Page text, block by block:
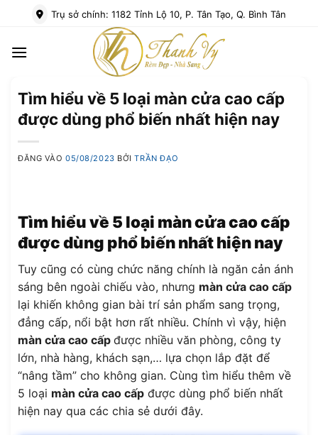
dung
Trụ sở chính: 1182 Tỉnh Lộ 10, P. Tân Tạo, Q. Bình Tân
Tìm hiểu về 5 loại màn cửa cao cấp
được dùng phổ biến nhất hiện nay
ĐĂNG VÀO05/08/2023 BỞITRẦN ĐẠO
Tìm hiểu về 5 loại màn cửa cao cấp
được dùng phổ biến nhất hiện nay
Tuy cũng có cùng chức năng chính là ngăn cản ánh
sáng bên ngoài chiếu vào, nhưng màn cửa cao cấp
lại khiến không gian bài trí sản phẩm sang trọng,
đẳng cấp, nổi bật hơn rất nhiều. Chính vì vậy, hiện
màn cửa cao cấp được nhiều văn phòng, công ty
lớn, nhà hàng, khách sạn,… lựa chọn lắp đặt để
“nâng tầm” cho không gian. Cùng tìm hiểu thêm về
5 loại màn cửa cao cấp được dùng phổ biến nhất
hiện nay qua các chia sẻ dưới đây.